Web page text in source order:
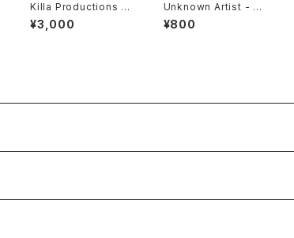
Killa Productions -
Good Life / Give It
Up (Re-Edits) [K. B.
¥3,000
Unknown Artist - Bu
rn Dem / Take Me A
way [Molten Vinyl /
¥800